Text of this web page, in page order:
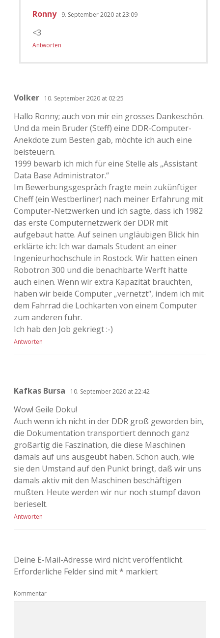
Ronny 9. September 2020 at 23:09
<3
Antworten
Volker 10. September 2020 at 02:25
Hallo Ronny; auch von mir ein grosses Dankeschön.
Und da mein Bruder (Steff) eine DDR-Computer-
Anekdote zum Besten gab, möchte ich auch eine
beisteuern.
1999 bewarb ich mich für eine Stelle als „Assistant
Data Base Administrator.“
Im Bewerbungsgespräch fragte mein zukünftiger
Cheff (ein Westberliner) nach meiner Erfahrung mit
Computer-Netzwerken und ich sagte, dass ich 1982
das erste Computernetzwerk der DDR mit
aufgebaut hatte. Auf seinen ungläubigen Blick hin
erklärte ich: Ich war damals Student an einer
Ingenieurhochschule in Rostock. Wir hatten einen
Robotron 300 und die benachbarte Werft hatte
auch einen. Wenn wir extra Kapazität brauchten,
haben wir beide Computer „vernetzt“, indem ich mit
dem Fahrrad die Lochkarten von einem Computer
zum anderen fuhr.
Ich hab den Job gekriegt :-)
Antworten
Kafkas Bursa 10. September 2020 at 22:42
Wow! Geile Doku!
Auch wenn ich nicht in der DDR groß geworden bin,
die Dokumentation transportiert dennoch ganz
großartig die Faszination, die diese Maschinen
damals auf uns ausgeübt haben. Schön auch, wie
sie den Umstand auf den Punkt bringt, daß wir uns
damals aktiv mit den Maschinen beschäftigen
mußten. Heute werden wir nur noch stumpf davon
berieselt.
Antworten
Deine E-Mail-Adresse wird nicht veröffentlicht.
Erforderliche Felder sind mit* markiert
Kommentar